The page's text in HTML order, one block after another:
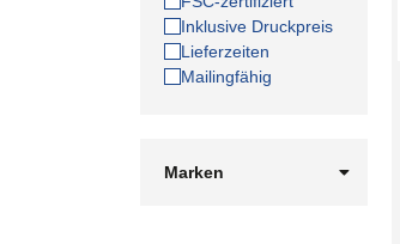
Inklusive Druckpreis
Lieferzeiten
Mailingfähig
Marken